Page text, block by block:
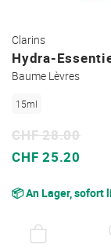
Clarins
Hydra-
Baume Lèvres
15ml
Sonderpreis
CHF 25.20
CHF 28.00
📦 An Lager, sofort